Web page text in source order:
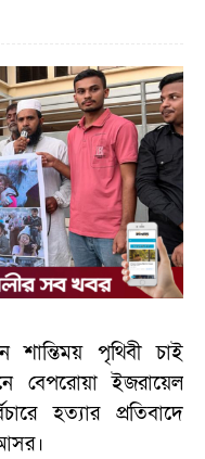
শান্তিময় পৃথিবী চাই
বেপরোয়া ইজরায়েল
হত্যার প্রতিবাদে